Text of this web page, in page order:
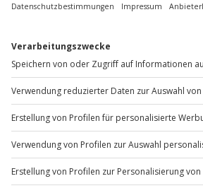
Mo-Fr: 9-17 Uhr
b2b@jochen-schweizer.de
www.b2b.jochen-schweizer.de/
Artikelnummer: 62917